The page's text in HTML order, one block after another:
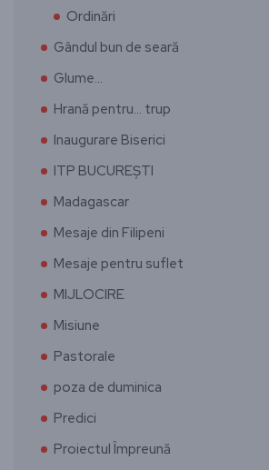
Ordinări
Gândul bun de seară
Glume…
Hrană pentru… trup
Inaugurare Biserici
ITP BUCUREȘTI
Madagascar
Mesaje din Filipeni
Mesaje pentru suflet
MIJLOCIRE
Misiune
Pastorale
poza de duminica
Predici
Proiectul Împreună